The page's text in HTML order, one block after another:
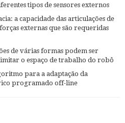
tipos de sensores externos
a capacidade das articulações de
externas que são requeridas
de várias formas podem ser
o espaço de trabalho do robô
para a adaptação da
programado off-line